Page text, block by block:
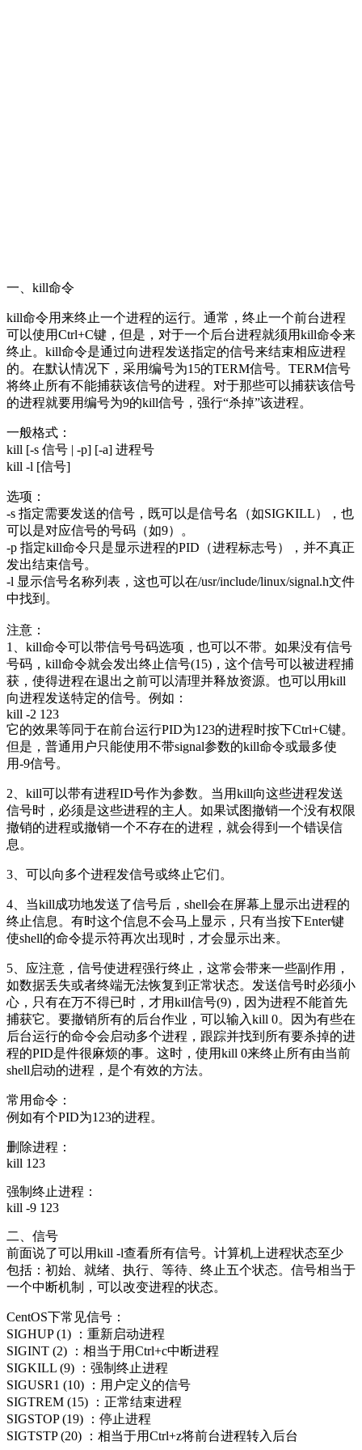
一、kill命令
kill命令用来终止一个进程的运行。通常，终止一个前台进程
可以使用Ctrl+C键，但是，对于一个后台进程就须用kill命令来
终止。kill命令是通过向进程发送指定的信号来结束相应进程
的。在默认情况下，采用编号为15的TERM信号。TERM信号
将终止所有不能捕获该信号的进程。对于那些可以捕获该信号
的进程就要用编号为9的kill信号，强行“杀掉”该进程。
一般格式：
kill [-s 信号 | -p] [-a] 进程号
kill -l [信号]
选项：
-s 指定需要发送的信号，既可以是信号名（如SIGKILL），也
可以是对应信号的号码（如9）。
-p 指定kill命令只是显示进程的PID（进程标志号），并不真正
发出结束信号。
-l 显示信号名称列表，这也可以在/usr/include/linux/signal.h文件
中找到。
注意：
1、kill命令可以带信号号码选项，也可以不带。如果没有信号
号码，kill命令就会发出终止信号(15)，这个信号可以被进程捕
获，使得进程在退出之前可以清理并释放资源。也可以用kill
向进程发送特定的信号。例如：
kill -2 123
它的效果等同于在前台运行PID为123的进程时按下Ctrl+C键。
但是，普通用户只能使用不带signal参数的kill命令或最多使
用-9信号。
2、kill可以带有进程ID号作为参数。当用kill向这些进程发送
信号时，必须是这些进程的主人。如果试图撤销一个没有权限
撤销的进程或撤销一个不存在的进程，就会得到一个错误信
息。
3、可以向多个进程发信号或终止它们。
4、当kill成功地发送了信号后，shell会在屏幕上显示出进程的
终止信息。有时这个信息不会马上显示，只有当按下Enter键
使shell的命令提示符再次出现时，才会显示出来。
5、应注意，信号使进程强行终止，这常会带来一些副作用，
如数据丢失或者终端无法恢复到正常状态。发送信号时必须小
心，只有在万不得已时，才用kill信号(9)，因为进程不能首先
捕获它。要撤销所有的后台作业，可以输入kill 0。因为有些在
后台运行的命令会启动多个进程，跟踪并找到所有要杀掉的进
程的PID是件很麻烦的事。这时，使用kill 0来终止所有由当前
shell启动的进程，是个有效的方法。
常用命令：
例如有个PID为123的进程。
删除进程：
kill 123
强制终止进程：
kill -9 123
二、信号
前面说了可以用kill -l查看所有信号。计算机上进程状态至少
包括：初始、就绪、执行、等待、终止五个状态。信号相当于
一个中断机制，可以改变进程的状态。
CentOS下常见信号：
SIGHUP (1) ：重新启动进程
SIGINT (2) ：相当于用Ctrl+c中断进程
SIGKILL (9) ：强制终止进程
SIGUSR1 (10) ：用户定义的信号
SIGTREM (15) ：正常结束进程
SIGSTOP (19) ：停止进程
SIGTSTP (20) ：相当于用Ctrl+z将前台进程转入后台